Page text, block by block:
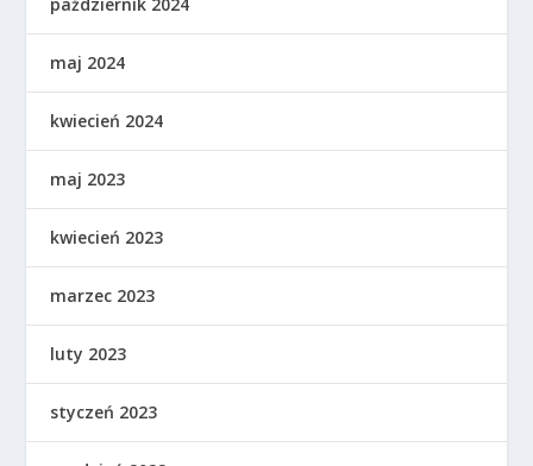
maj 2024
kwiecień 2024
maj 2023
kwiecień 2023
marzec 2023
luty 2023
styczeń 2023